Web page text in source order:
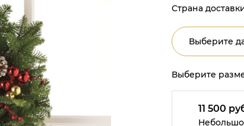
Страна
Выберите
Выберите
11 500